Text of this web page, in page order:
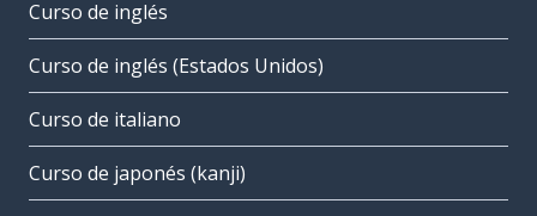
Curso de inglés
Curso de inglés (Estados Unidos)
Curso de italiano
Curso de japonés (kanji)